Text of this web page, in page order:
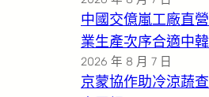
中國交億嵐工廠直
業生產次序合適中
2026 年 8 月 7 日
京蒙協作助冷涼蔬